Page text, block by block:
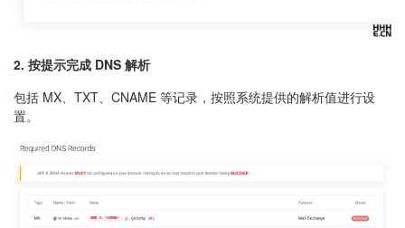
2. 按提示完成 DNS 解析
包括 MX、TXT、CNAME 等记录，按照系统提供的解析值进行设
置。